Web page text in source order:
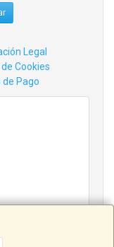
Legal
Cookies
de Pago